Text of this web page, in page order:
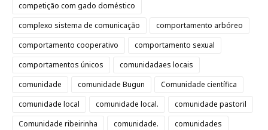
competição com gado doméstico
complexo sistema de comunicação
comportamento arbóreo
comportamento cooperativo
comportamento sexual
comportamentos únicos
comunidadaes locais
comunidade
comunidade Bugun
Comunidade científica
comunidade local
comunidade local.
comunidade pastoril
Comunidade ribeirinha
comunidade.
comunidades